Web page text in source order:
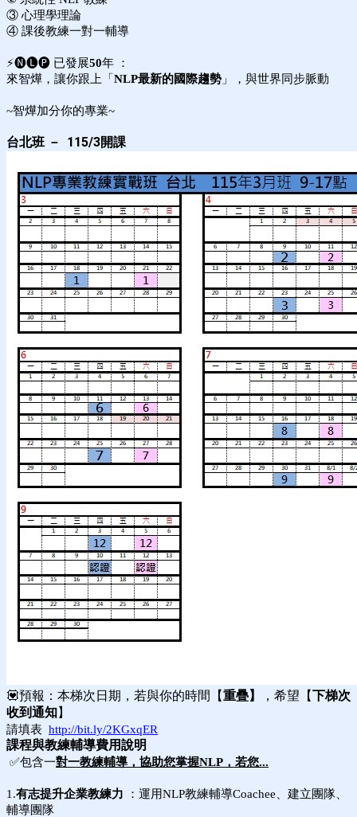
③ 心理學理論
④ 課後教練一對一輔導
⚡🅝🅛🅟 已發展50年 ：
來智燁，讓你跟上「 NLP最新的國際趨勢 」，與世界同步脈動
~智燁加分你的專業~
台北班 － 115/3開課
💟預報：本梯次日期，若與你的時間【重疊】 ，希望【下梯次
收到通知】
請填表 http://bit.ly/2KGxqER
課程與教練輔導費用說明
✅包含一對一教練輔導，協助您掌握NLP，若您...
1.有志提升企業教練力 ：運用NLP教練輔導Coachee、 建立團隊、
輔導團隊